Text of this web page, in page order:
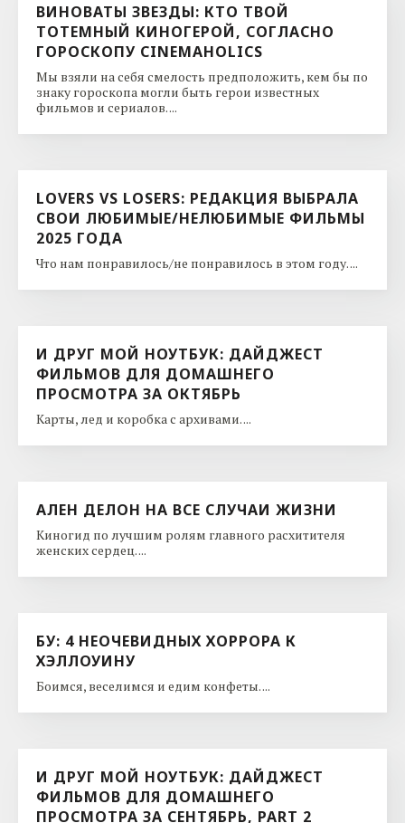
ВИНОВАТЫ ЗВЕЗДЫ: КТО ТВОЙ
ТОТЕМНЫЙ КИНОГЕРОЙ, СОГЛАСНО
ГОРОСКОПУ CINEMAHOLICS
Мы взяли на себя смелость предположить, кем бы по
знаку гороскопа могли быть герои известных
фильмов и сериалов. ...
LOVERS VS LOSERS: РЕДАКЦИЯ ВЫБРАЛА
СВОИ ЛЮБИМЫЕ/НЕЛЮБИМЫЕ ФИЛЬМЫ
2025 ГОДА
Что нам понравилось/не понравилось в этом году. ...
И ДРУГ МОЙ НОУТБУК: ДАЙДЖЕСТ
ФИЛЬМОВ ДЛЯ ДОМАШНЕГО
ПРОСМОТРА ЗА ОКТЯБРЬ
Карты, лед и коробка с архивами. ...
АЛЕН ДЕЛОН НА ВСЕ СЛУЧАИ ЖИЗНИ
Киногид по лучшим ролям главного расхитителя
женских сердец. ...
БУ: 4 НЕОЧЕВИДНЫХ ХОРРОРА К
ХЭЛЛОУИНУ
Боимся, веселимся и едим конфеты. ...
И ДРУГ МОЙ НОУТБУК: ДАЙДЖЕСТ
ФИЛЬМОВ ДЛЯ ДОМАШНЕГО
ПРОСМОТРА ЗА СЕНТЯБРЬ, PART 2